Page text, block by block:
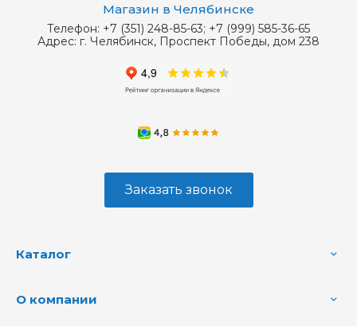
Магазин в Челябинске
Телефон: +7 (351) 248-85-63; +7 (999) 585-36-65
Адрес: г. Челябинск, Проспект Победы, дом 238
Заказать звонок
Каталог
О компании